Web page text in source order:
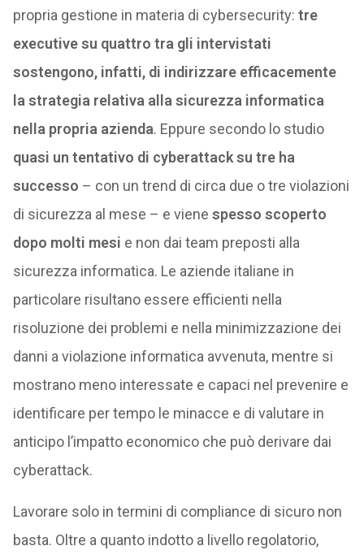
propria gestione in materia di cybersecurity: tre
executive su quattro tra gli intervistati
sostengono, infatti, di indirizzare efficacemente
la strategia relativa alla sicurezza informatica
nella propria azienda. Eppure secondo lo studio
quasi un tentativo di cyberattack su tre ha
successo – con un trend di circa due o tre violazioni
di sicurezza al mese – e viene spesso scoperto
dopo molti mesi e non dai team preposti alla
sicurezza informatica. Le aziende italiane in
particolare risultano essere efficienti nella
risoluzione dei problemi e nella minimizzazione dei
danni a violazione informatica avvenuta, mentre si
mostrano meno interessate e capaci nel prevenire e
identificare per tempo le minacce e di valutare in
anticipo l’impatto economico che può derivare dai
cyberattack.
Lavorare solo in termini di compliance di sicuro non
basta. Oltre a quanto indotto a livello regolatorio,